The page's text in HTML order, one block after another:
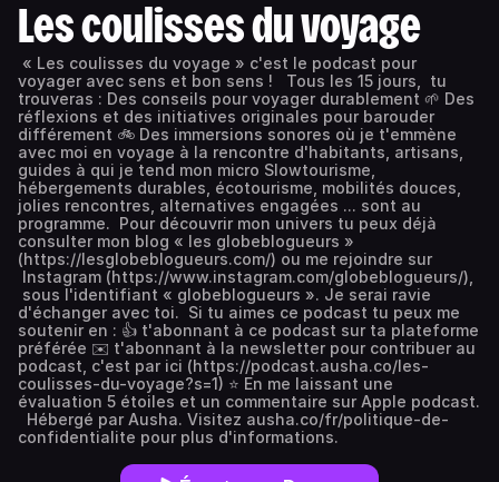
Les coulisses du voyage
« Les coulisses du voyage » c'est le podcast pour
voyager avec sens et bon sens ! Tous les 15 jours, tu
trouveras : Des conseils pour voyager durablement 🌱 Des
réflexions et des initiatives originales pour barouder
différement 🚲 Des immersions sonores où je t'emmène
avec moi en voyage à la rencontre d'habitants, artisans,
guides à qui je tend mon micro Slowtourisme,
hébergements durables, écotourisme, mobilités douces,
jolies rencontres, alternatives engagées ... sont au
programme. Pour découvrir mon univers tu peux déjà
consulter mon blog « les globeblogueurs »
(https://lesglobeblogueurs.com/) ou me rejoindre sur
Instagram (https://www.instagram.com/globeblogueurs/),
sous l'identifiant « globeblogueurs ». Je serai ravie
d'échanger avec toi. Si tu aimes ce podcast tu peux me
soutenir en : 👍 t'abonnant à ce podcast sur ta plateforme
préférée ✉️ t'abonnant à la newsletter pour contribuer au
podcast, c'est par ici (https://podcast.ausha.co/les-
coulisses-du-voyage?s=1) ⭐ En me laissant une
évaluation 5 étoiles et un commentaire sur Apple podcast.
Hébergé par Ausha. Visitez ausha.co/fr/politique-de-
confidentialite pour plus d'informations.